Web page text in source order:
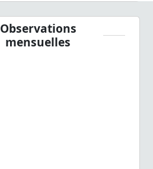
Observations
mensuelles